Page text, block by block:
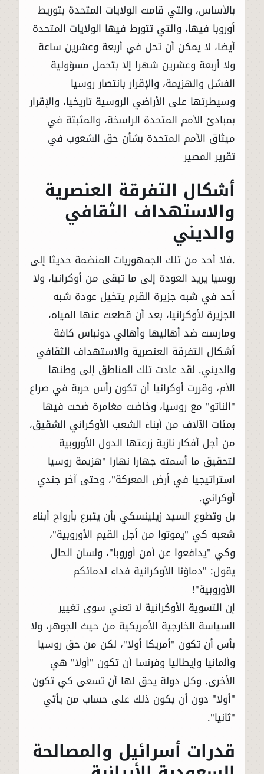
بالأساس، والتي قامت الولايات المتحدة بتوريط
أوروبا فيها، والتي تتورط فيها الولايات المتحدة
أيضا، لا يمكن أن تحل في أربعة وعشرين ساعة
ولا أربعة وعشرين شهرا إلا بتحمل مسؤولية
الفشل والهزيمة، والإقرار بانتصار روسيا
وسيطرتها على الأراضي الروسية تاريخيا، والإقرار
بمبادئ الأمم المتحدة الراسخة، والمثبتة في
ميثاق الأمم المتحدة بشأن حق الشعوب في
تقرير المصير
أشكال التفرقة العنصرية
والاستهداف الثقافي
والديني
.فلا أحد من تلك الجمهوريات المنضمة حديثا إلى
روسيا يريد العودة إلى ما تبقى من أوكرانيا، ولا
أحد في شبه جزيرة القرم يتخيل عودة شبه
الجزيرة لأوكرانيا، بعد أن قطعت عنها المياه،
ومارست ضد أهاليها وأهالي دونباس كافة
أشكال التفرقة العنصرية والاستهداف الثقافي
والديني. لقد عادت تلك المناطق إلى وطنها
الأم، وقررت أوكرانيا أن تكون رأس حربة في صراع
"الناتو" مع روسيا، وخاضت مغامرة ضحت فيها
بمئات الآلاف من أبناء الشعب الأوكراني الشقيق،
من أجل أفكار نازية زرعتها الدول الأوروبية
لتحقيق ما أسمته جهارا نهارا "هزيمة روسيا
استراتيجيا في أرض المعركة"، وحتى آخر جندي
أوكراني.
بل وتطوع السيد زيلينسكي بأن يتبرع بأرواح أبناء
شعبه كي "يموتوا من أجل القيم الأوروبية"،
وكي "يدافعوا عن أمن أوروبا"، ولسان الحال
يقول: "دماؤنا الأوكرانية فداء لدمائكم
الأوروبية"!
إن التسوية الأوكرانية لا تعني سوى تغيير
السياسة الخارجية الأمريكية من حيث الجوهر، ولا
بأس أن تكون "أمريكا أولا"، لكن من حق روسيا
وألمانيا وإيطاليا وفرنسا أن تكون "أولا" هي
الأخرى. وكل دولة يحق لها أن تسعى كي تكون
"أولا" دون أن يكون ذلك على حساب من يأتي
"ثانيا".
قدرات أسرائيل والمصالحة